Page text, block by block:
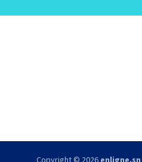
Copyright © 2026 enligne.sn